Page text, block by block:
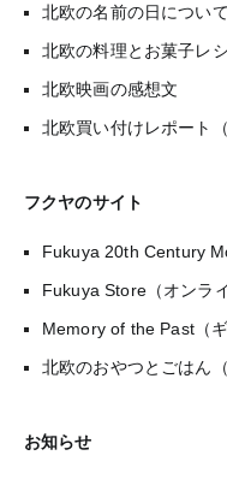
北欧の名前の日について
北欧の料理とお菓子レ
北欧映画の感想文
北欧買い付けレポート
フクヤのサイト
Fukuya 20th Century
Fukuya Store（オンラ
Memory of the Past（ギ
北欧のおやつとごはん（
お知らせ